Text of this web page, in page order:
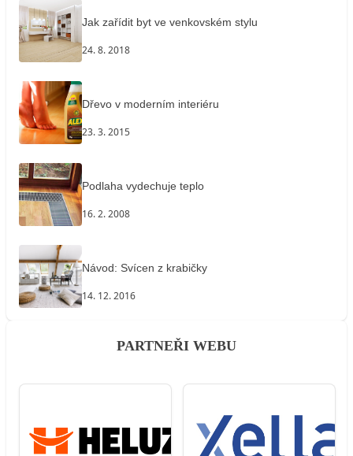
Jak zařídit byt ve venkovském stylu
24. 8. 2018
Dřevo v moderním interiéru
23. 3. 2015
Podlaha vydechuje teplo
16. 2. 2008
Návod: Svícen z krabičky
14. 12. 2016
PARTNEŘI WEBU